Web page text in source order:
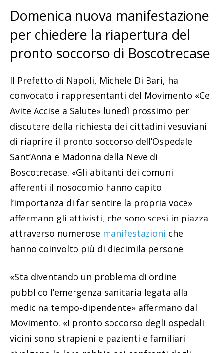
Domenica nuova manifestazione
per chiedere la riapertura del
pronto soccorso di Boscotrecase
Il Prefetto di Napoli, Michele Di Bari, ha
convocato i rappresentanti del Movimento «Ce
Avite Accise a Salute» lunedì prossimo per
discutere della richiesta dei cittadini vesuviani
di riaprire il pronto soccorso dell’Ospedale
Sant’Anna e Madonna della Neve di
Boscotrecase. «Gli abitanti dei comuni
afferenti il nosocomio hanno capito
l’importanza di far sentire la propria voce»
affermano gli attivisti, che sono scesi in piazza
attraverso numerose manifestazioni che
hanno coinvolto più di diecimila persone.
«Sta diventando un problema di ordine
pubblico l’emergenza sanitaria legata alla
medicina tempo-dipendente» affermano dal
Movimento. «I pronto soccorso degli ospedali
vicini sono strapieni e pazienti e familiari